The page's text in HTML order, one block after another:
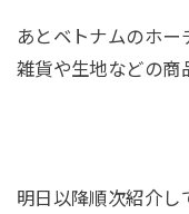
あとベトナムのホー
雑貨や生地などの商
明日以降順次紹介し